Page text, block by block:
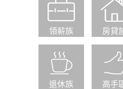
領薪族 房貸
退休族 高手